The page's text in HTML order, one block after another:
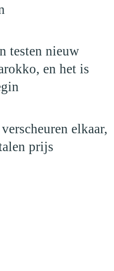
testen nieuw
en het is
elkaar,
prijs